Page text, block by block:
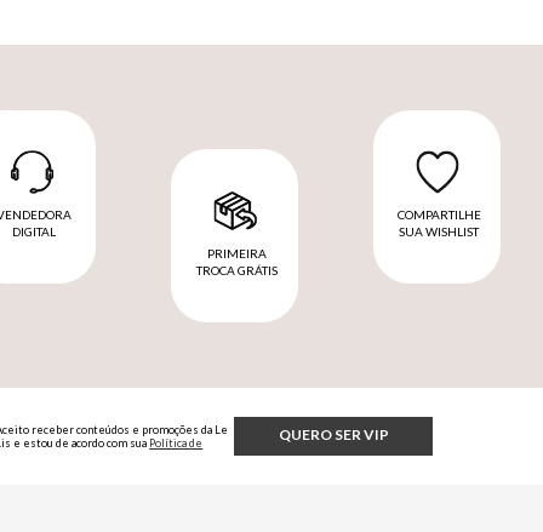
DIGITAL
PRIMEIRA
TROCA GRÁTIS
COMPARTILHE
SUA WISHLIST
QUERO SER VIP
receber conteúdos e promoções da Le
e estou de acordo com sua Política de